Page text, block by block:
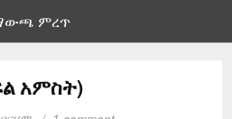
ምረጥ
አምስት)